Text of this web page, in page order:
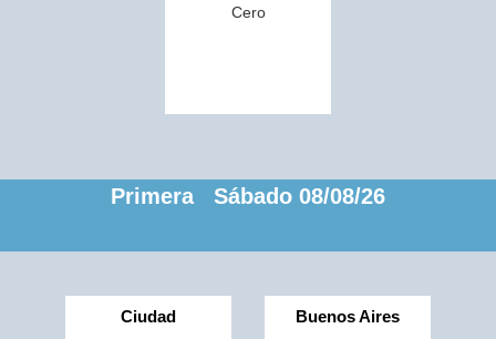
Cero
Primera Sábado 08/08/26
Ciudad Buenos Aires